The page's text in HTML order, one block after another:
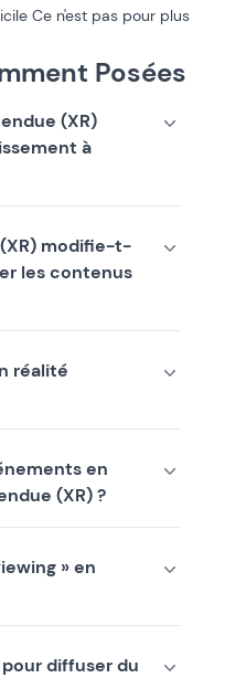
Ce n'est pas pour plus
Posées
(XR)
à
modifie-t-
les contenus
réalité
en
(XR) ?
» en
diffuser du